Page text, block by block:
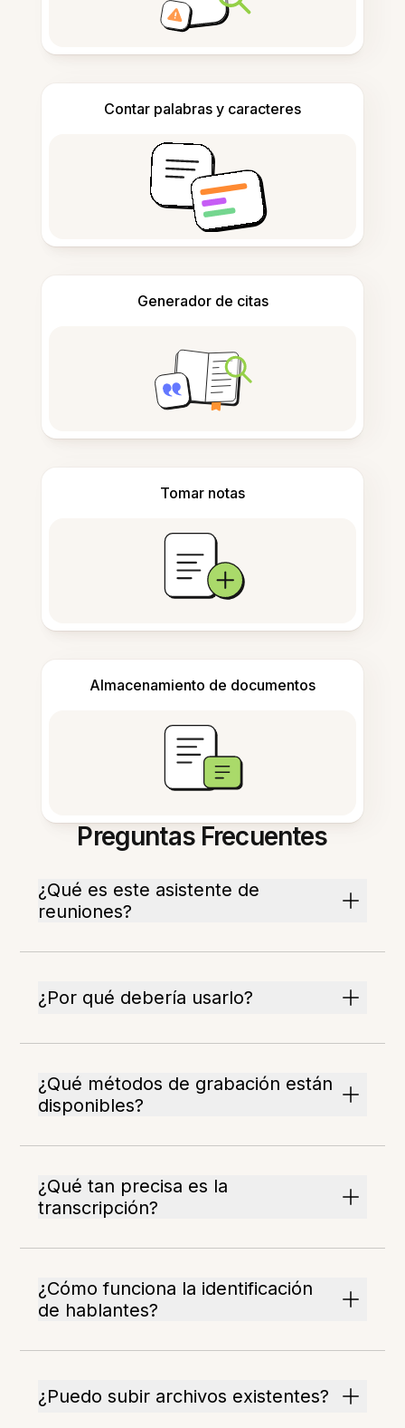
Contar palabras y caracteres
Generador de citas
Tomar notas
Almacenamiento de documentos
Preguntas Frecuentes
¿Qué es este asistente de
reuniones?
¿Por qué debería usarlo?
¿Qué métodos de grabación están
disponibles?
¿Qué tan precisa es la
transcripción?
¿Cómo funciona la identificación
de hablantes?
¿Puedo subir archivos existentes?